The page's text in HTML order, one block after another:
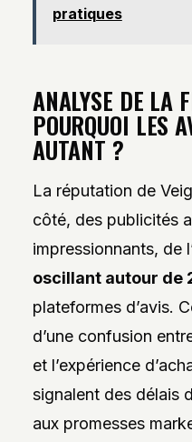
pratiques
ANALYSE DE LA
POURQUOI LES
AUTANT ?
La réputation de
côté, des publicités
impressionnants, de
oscillant autour de
plateformes d’avis.
d’une confusion
et l’expérience
signalent des délais
aux promesses